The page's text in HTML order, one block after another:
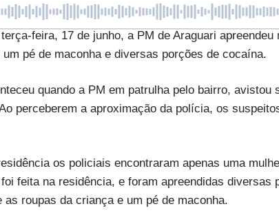
feira, 17 de junho, a PM de Araguari
pé de maconha e diversas porções de cocaína.
quando a PM em patrulha pelo bairro,
perceberem a aproximação da polícia, os
os policiais encontraram apenas uma
feita na residência, e foram apreendidas diversas
as roupas da criança e um pé de maconha.